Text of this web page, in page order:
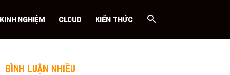
KINH NGHIỆM CLOUD KIẾN THỨC
BÌNH LUẬN NHIỀU